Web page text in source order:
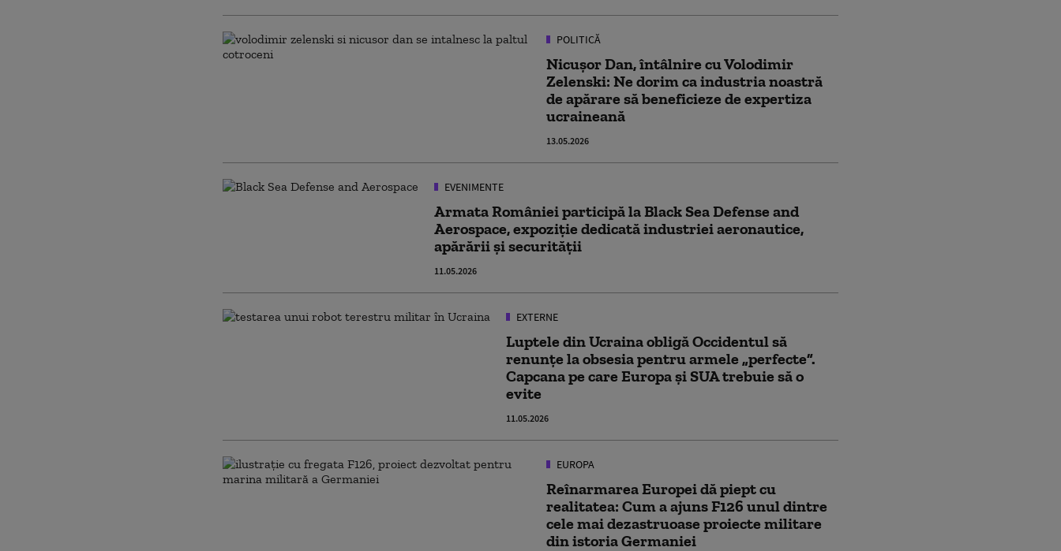
POLITICĂ
Nicuşor Dan, întâlnire cu Volodimir
Zelenski: Ne dorim ca industria noastră
de apărare să beneficieze de expertiza
ucraineană
13.05.2026
EVENIMENTE
Armata României participă la Black Sea Defense and
Aerospace, expoziție dedicată industriei aeronautice,
apărării și securităţii
11.05.2026
EXTERNE
Luptele din Ucraina obligă Occidentul să
renunțe la obsesia pentru armele „perfecte”.
Capcana pe care Europa și SUA trebuie să o
evite
11.05.2026
EUROPA
Reînarmarea Europei dă piept cu
realitatea: Cum a ajuns F126 unul dintre
cele mai dezastruoase proiecte militare
din istoria Germaniei